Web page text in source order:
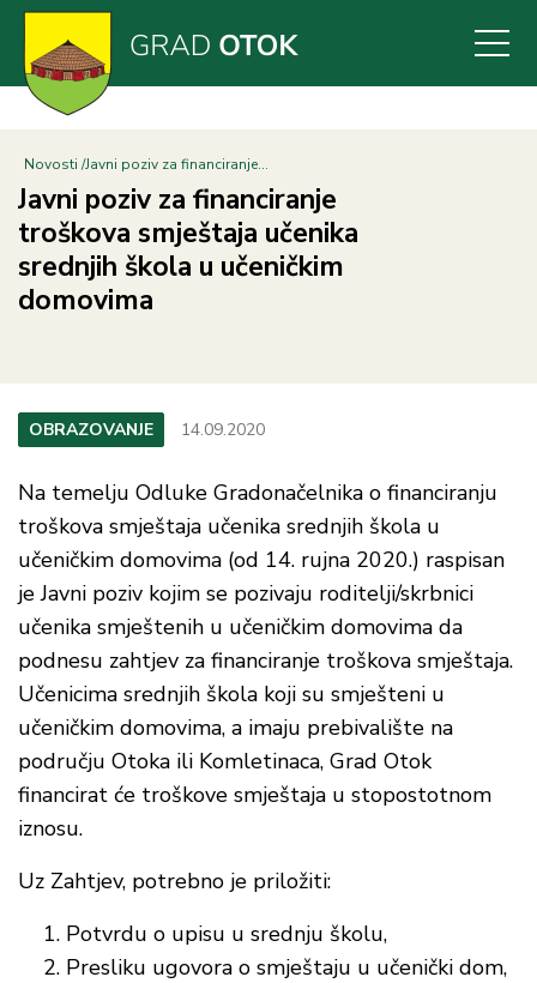
Skoči
glavni
sadržaj
Novosti Javni poziv za financiranje...
Javni poziv za financiranje
troškova smještaja učenika
srednjih škola u učeničkim
domovima
OBRAZOVANJE 14.09.2020
Na temelju Odluke Gradonačelnika o financiranju
troškova smještaja učenika srednjih škola u
učeničkim domovima (od 14. rujna 2020.) raspisan
je Javni poziv kojim se pozivaju roditelji/skrbnici
učenika smještenih u učeničkim domovima da
podnesu zahtjev za financiranje troškova smještaja.
Učenicima srednjih škola koji su smješteni u
učeničkim domovima, a imaju prebivalište na
području Otoka ili Komletinaca, Grad Otok
financirat će troškove smještaja u stopostotnom
iznosu.
Uz Zahtjev, potrebno je priložiti:
Potvrdu o upisu u srednju školu,
Presliku ugovora o smještaju u učenički dom,